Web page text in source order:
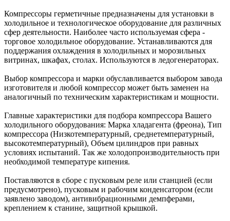
Компрессоры герметичные предназначены для установки в
холодильное и технологическое оборудование для различных
сфер деятельности. Наиболее часто используемая сфера -
торговое холодильное оборудование. Устанавливаются для
поддержания охлаждения в холодильных и морозильных
витринах, шкафах, столах. Используются в ледогенераторах.
Выбор компрессора и марки обуславливается выбором завода
изготовителя и любой компрессор может быть заменен на
аналогичный по техническим характеристикам и мощности.
Главные характеристики для подбора компрессора Вашего
холодильного оборудования: Марка хладагента (фреона), Тип
компрессора (Низкотемпературный, среднетемпературный,
высокотемпературный), Объем цилиндров при равных
условиях испытаний. Так же холодопроизводительность при
необходимой температуре кипения.
Поставляются в сборе с пусковым реле или станцией (если
предусмотрено), пусковым и рабочим конденсатором (если
заявлено заводом), антивибрационными демпферами,
креплением к станине, защитной крышкой.